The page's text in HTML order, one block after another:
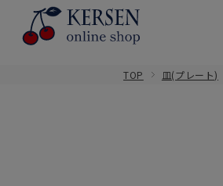
TOP 皿(プレート)